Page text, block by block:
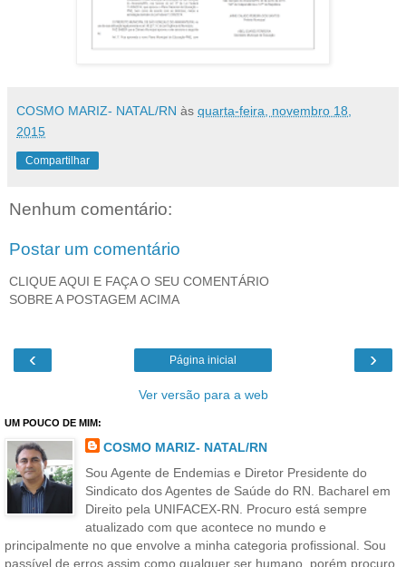
COSMO MARIZ- NATAL/RN às quarta-feira, novembro 18,
2015
Compartilhar
Nenhum comentário:
Postar um comentário
CLIQUE AQUI E FAÇA O SEU COMENTÁRIO
SOBRE A POSTAGEM ACIMA
‹ ›
Página inicial
Ver versão para a web
UM POUCO DE MIM:
COSMO MARIZ- NATAL/RN
Sou Agente de Endemias e Diretor Presidente do
Sindicato dos Agentes de Saúde do RN. Bacharel em
Direito pela UNIFACEX-RN. Procuro está sempre
atualizado com que acontece no mundo e
principalmente no que envolve a minha categoria profissional. Sou
passível de erros assim como qualquer ser humano, porém procuro